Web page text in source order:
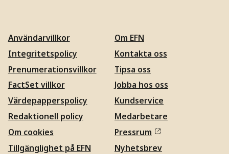
Användarvillkor
Integritetspolicy
Prenumerationsvillkor
FactSet villkor
Värdepapperspolicy
Redaktionell policy
Om cookies
Tillgänglighet på EFN
Om EFN
Kontakta oss
Tipsa oss
Jobba hos oss
Kundservice
Medarbetare
Pressrum
Nyhetsbrev